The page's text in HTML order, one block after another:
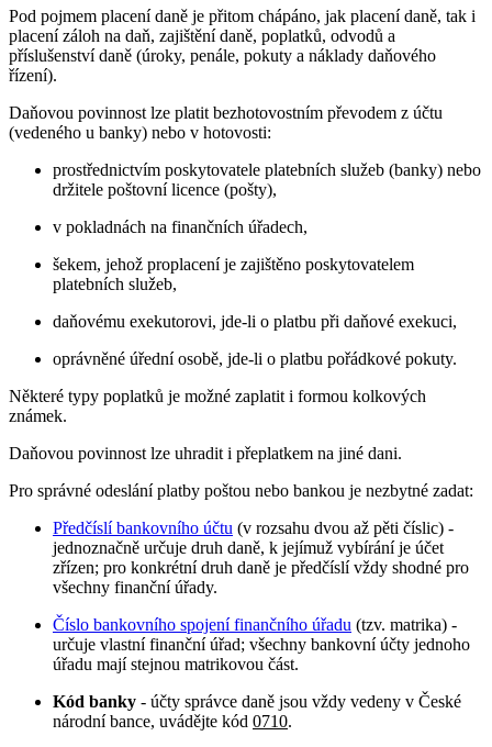
Pod pojmem placení daně je přitom chápáno, jak placení daně, tak i
placení záloh na daň, zajištění daně, poplatků, odvodů a
příslušenství daně (úroky, penále, pokuty a náklady daňového
řízení).
Daňovou povinnost lze platit bezhotovostním převodem z účtu
(vedeného u banky) nebo v hotovosti:
prostřednictvím poskytovatele platebních služeb (banky) nebo
držitele poštovní licence (pošty),
v pokladnách na finančních úřadech,
šekem, jehož proplacení je zajištěno poskytovatelem
platebních služeb,
daňovému exekutorovi, jde-li o platbu při daňové exekuci,
oprávněné úřední osobě, jde-li o platbu pořádkové pokuty.
Některé typy poplatků je možné zaplatit i formou kolkových
známek.
Daňovou povinnost lze uhradit i přeplatkem na jiné dani.
Pro správné odeslání platby poštou nebo bankou je nezbytné zadat:
Předčíslí bankovního účtu (v rozsahu dvou až pěti číslic) -
jednoznačně určuje druh daně, k jejímuž vybírání je účet
zřízen; pro konkrétní druh daně je předčíslí vždy shodné pro
všechny finanční úřady.
Číslo bankovního spojení finančního úřadu (tzv. matrika) -
určuje vlastní finanční úřad; všechny bankovní účty jednoho
úřadu mají stejnou matrikovou část.
Kód banky - účty správce daně jsou vždy vedeny v České
národní bance, uvádějte kód 0710.